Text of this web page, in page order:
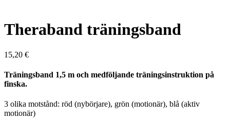
Theraband träningsband
15,20 €
Träningsband 1,5 m och medföljande träningsinstruktion på
finska.
3 olika motstånd: röd (nybörjare), grön (motionär), blå (aktiv
motionär)